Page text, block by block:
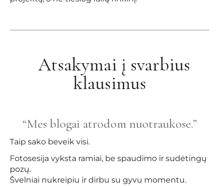
Atsakymai į svarbius
klausimus
“Mes blogai atrodom nuotraukose.”
Taip sako beveik visi.
Fotosesija vyksta ramiai, be spaudimo ir sudėtingų
pozų.
Švelniai nukreipiu ir dirbu su gyvu momentu.